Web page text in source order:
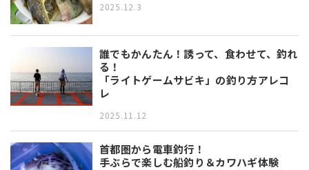
2025.12.3
誰でもかんたん！誘って、食わせて、釣れ
る！
「ライトゲームサビキ」の釣り方アレコ
レ
2025.11.12
首都圏から電車釣行！
手ぶらで楽しむ船釣り＆カワハギ体験